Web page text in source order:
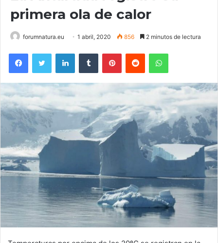
primera ola de calor
forumnatura.eu 1 abril, 2020 856 2 minutos de lectura
FacebookTwitter LinkedInTumblr PinterestReddit WhatsApp